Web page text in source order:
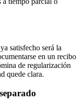
satisfecho será la
en un recibo
de regularización
quede clara.